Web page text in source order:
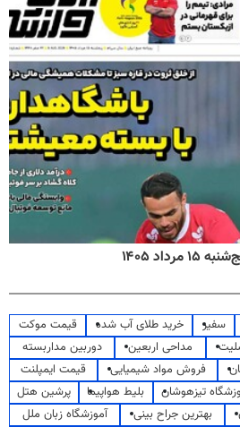
۱۴۰۵
سفیر خرید طلای آب شده
قیمت موکت
مداحی اربعین
دوربین مداربسته
فروش مواد شیمیایی
قیمت ایمپلنت
تیزهوشان بلیط هواپیما
پرشین هتل
بهترین جراح بینی
آموزشگاه زبان ملل